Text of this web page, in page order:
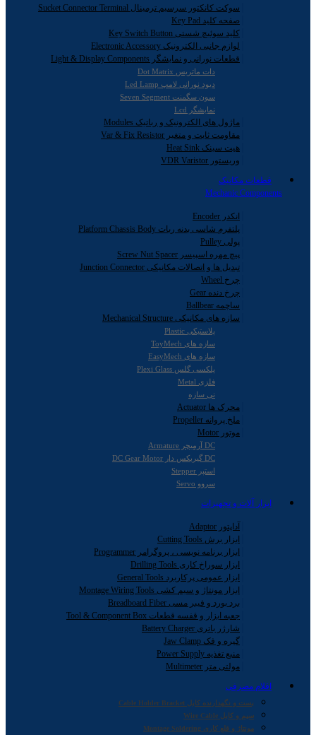
سوکت کانکتور سرسیم ترمینال Sucket Connector Terminal
صفحه کلید Key Pad
کلید سوئیچ شستی Key Switch Button
لوازم جانبی الکترونیک Electronic Accessory
قطعات نورانی و نمایشگر Light & Display Components
دات ماتریس Dot Matrix
دیود نورانی لامپ Led Lamp
سون سگمنت Seven Segment
نمایشگر Lcd
ماژول های الکترونیک و رباتیک Modules
مقاومت ثابت و متغیر Var & Fix Resistor
هیت سینک Heat Sink
وریستور VDR Varistor
قطعات مکانیک
Mechanic Components
انکدر Encoder
پلتفرم شاسی بدنه ربات Platform Chassis Body
پولی Pulley
پیچ مهره اسپیسر Screw Nut Spacer
تبدیل ها و اتصالات مکانیکی Junction Connector
چرخ Wheel
چرخ دنده Gear
ساچمه Ballbear
سازه های مکانیکی Mechanical Structure
پلاستیکی Plastic
سازه های ToyMech
سازه های EasyMech
پلکسی گلس Plexi Glass
فلزی Metal
نی سازه
محرک ها Actuator
ملخ پروانه Propeller
موتور Motor
DC آرمیچر Armature
DC گیربکس دار DC Gear Motor
استپر Stepper
سروو Servo
ابزار آلات و تجهیزات
آداپتور Adaptor
ابزار برش Cutting Tools
ابزار برنامه نویسی ، پروگرامر Programmer
ابزار سوراخ کاری Drilling Tools
ابزار عمومی پرکاربرد General Tools
ابزار مونتاژ و سیم کشی Montage Wiring Tools
برد بورد و فیبر مسی Breadboard Fiber
جعبه ابزار و قفسه قطعات Tool & Component Box
شارژر باتری Battery Charger
گیره و فک Jaw Clamp
منبع تغذیه Power Supply
مولتی متر Multimeter
اقلام مصرفی
بست و نگهدارنده کابل Cable Holder Bracket
سیم و کابل Wire Cable
مونتاژ و قلع کاری Montage Soldering